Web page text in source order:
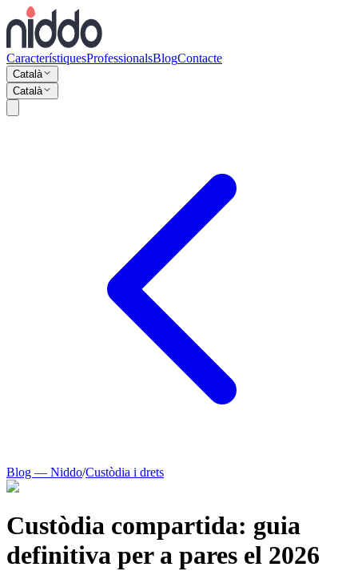
CaracterístiquesProfessionalsBlogContacte
Català
Català
Blog — Niddo/Custòdia i drets
Custòdia compartida: guia
definitiva per a pares el 2026